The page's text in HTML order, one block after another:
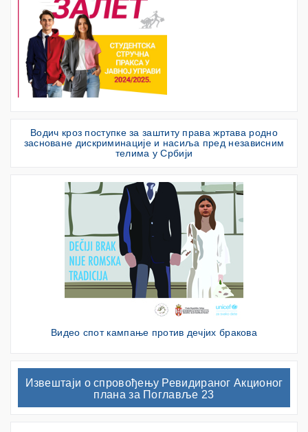
Водич кроз поступке за заштиту права жртава родно
засноване дискриминације и насиља пред независним
телима у Србији
Видео спот кампање против дечјих бракова
Извештаји о спровођењу Ревидираног Акционог
плана за Поглавље 23